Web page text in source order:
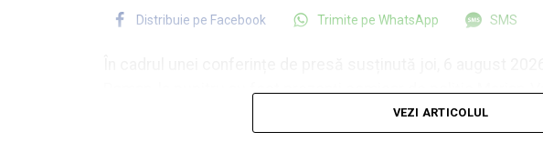
Distribuie pe Facebook Trimite pe WhatsApp SMS
Roman, la pupitru au fost prezenți comisar de poliție Marian-
Municipiului Roman, subcomisar de poliție Valerică-Nelu
Roman și subinspector de poliție Nicolae Cătălin Chelaru din
VEZI ARTICOLUL